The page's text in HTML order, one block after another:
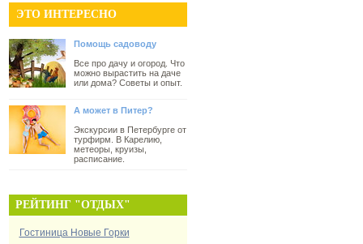
ЭТО ИНТЕРЕСНО
Помощь садоводу
Все про дачу и огород. Что
можно вырастить на даче
или дома? Советы и опыт.
А может в Питер?
Экскурсии в Петербурге от
турфирм. В Карелию,
метеоры, круизы,
расписание.
РЕЙТИНГ "ОТДЫХ"
Гостиница Новые Горки